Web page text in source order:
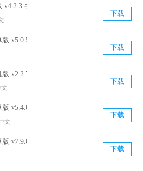
就能够迅速分享给身边的好友；
朋友用超低价格抢购进口商品；
选择和代下单服务即可为您下单。
道购买商品，支持线上委托代下单；
重新购买商品更简单，无需查找搜索；
一键点击查询即可看到剩余的商品数
v4.2.3 手机免费版
下载
v5.0.5 最新官方版
下载
v2.2.7 官方最新版
文
下载
v5.4.0 官方最新版
文
下载
v7.9.0 官方最新版
下载